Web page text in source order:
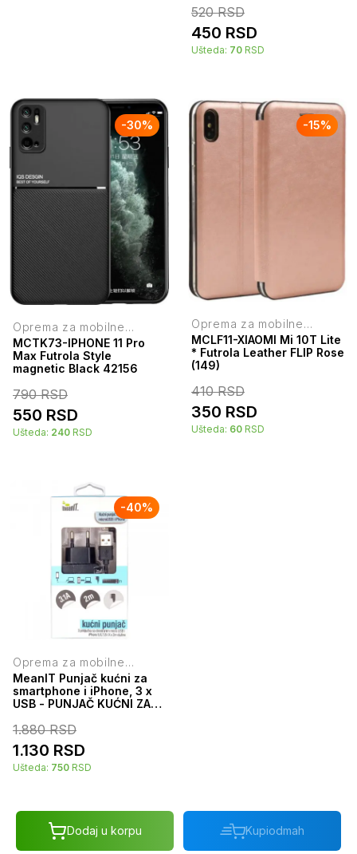
520RSD
450 RSD
Ušteda: 70 RSD
-30%
Oprema za mobilne
telefone
MCTK73-IPHONE 11 Pro
Max Futrola Style
magnetic Black 42156
790RSD
550 RSD
Ušteda: 240 RSD
-15%
Oprema za mobilne
telefone
MCLF11-XIAOMI Mi 10T Lite
* Futrola Leather FLIP Rose
(149)
410RSD
350 RSD
Ušteda: 60 RSD
-40%
Oprema za mobilne
telefone
MeanIT Punjač kućni za
smartphone i iPhone, 3 x
USB - PUNJAČ KUĆNI ZA
1.880RSD
1.130 RSD
Ušteda: 750 RSD
Dodaj u korpu Kupiodmah